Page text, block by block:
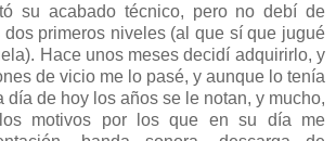
su acabado técnico, pero no debí de
primeros niveles (al que sí que jugué
Hace unos meses decidí adquirirlo, y
de vicio me lo pasé, y aunque lo tenía
día de hoy los años se le notan, y mucho,
motivos por los que en su día me